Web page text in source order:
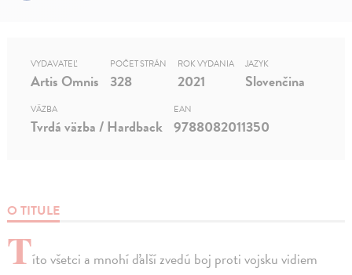
O TITULE
Títo všetci a mnohí ďalší zvedú boj proti vojsku vidiem
VYDAVATEĽ
Artis Omnis
POČET STRÁN
328
ROK VYDANIA
2021
JAZYK
Slovenčina
VÄZBA
Tvrdá väzba / Hardback
EAN
9788082011350